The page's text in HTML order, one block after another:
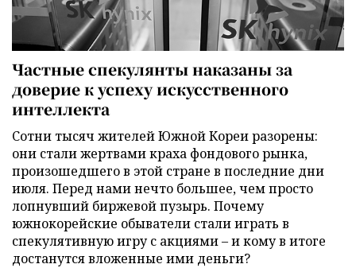
Частные спекулянты наказаны за
доверие к успеху искусственного
интеллекта
Сотни тысяч жителей Южной Кореи разорены:
они стали жертвами краха фондового рынка,
произошедшего в этой стране в последние дни
июля. Перед нами нечто большее, чем просто
лопнувший биржевой пузырь. Почему
южнокорейские обыватели стали играть в
спекулятивную игру с акциями – и кому в итоге
достанутся вложенные ими деньги?